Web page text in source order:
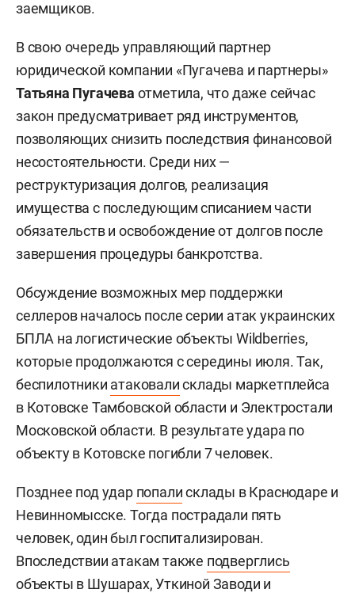
заемщиков.
В свою очередь управляющий партнер
юридической компании «Пугачева и партнеры»
Татьяна Пугачева отметила, что даже сейчас
закон предусматривает ряд инструментов,
позволяющих снизить последствия финансовой
несостоятельности. Среди них —
реструктуризация долгов, реализация
имущества с последующим списанием части
обязательств и освобождение от долгов после
завершения процедуры банкротства.
Обсуждение возможных мер поддержки
селлеров началось после серии атак украинских
БПЛА на логистические объекты Wildberries,
которые продолжаются с середины июля. Так,
беспилотники атаковалисклады маркетплейса
в Котовске Тамбовской области и Электростали
Московской области. В результате удара по
объекту в Котовске погибли 7 человек.
Позднее под удар попалисклады в Краснодаре и
Невинномысске. Тогда пострадали пять
человек, один был госпитализирован.
Впоследствии атакам также подверглись
объекты в Шушарах, Уткиной Заводи и